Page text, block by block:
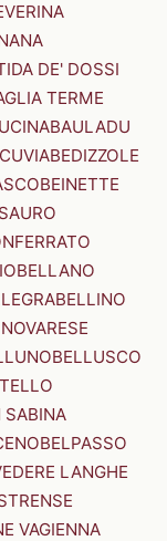
DE' DOSSI
TERME
BAULADU
BEDIZZOLE
BEINETTE
BELLANO
BELLINO
BELLUSCO
SABINA
BELPASSO
LANGHE
VAGIENNA